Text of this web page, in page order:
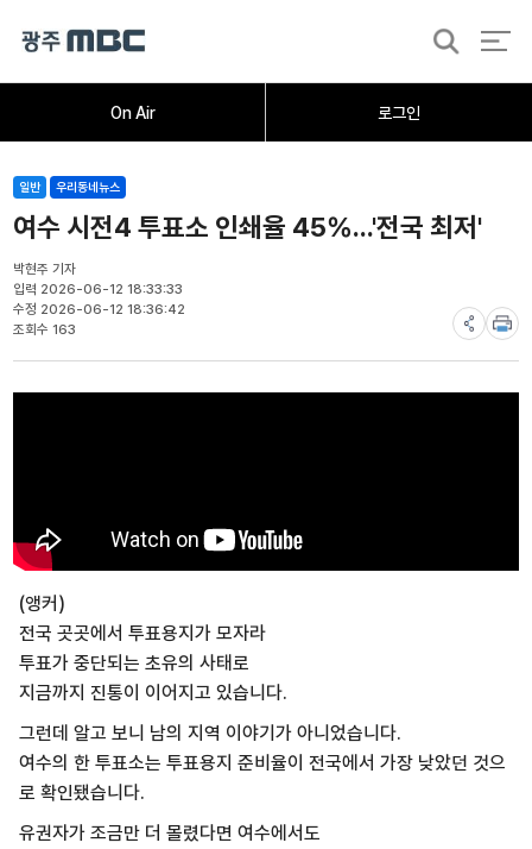
On Air 로그인
검
오늘의뉴스뉴스데스크 취재가시작되자
일반 우리동네뉴스
여수 시전4 투표소 인쇄율 45%...'전국 최저'
박현주 기자
입력 2026-06-12 18:33:33
수정 2026-06-12 18:36:42
조회수 163
(앵커)
전국 곳곳에서 투표용지가 모자라
투표가 중단되는 초유의 사태로
지금까지 진통이 이어지고 있습니다.
그런데 알고 보니 남의 지역 이야기가 아니었습니다.
여수의 한 투표소는 투표용지 준비율이 전국에서 가장 낮았던 것으
로 확인됐습니다.
유권자가 조금만 더 몰렸다면 여수에서도